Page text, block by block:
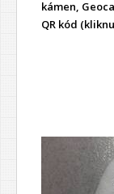
kámen,
QR kód